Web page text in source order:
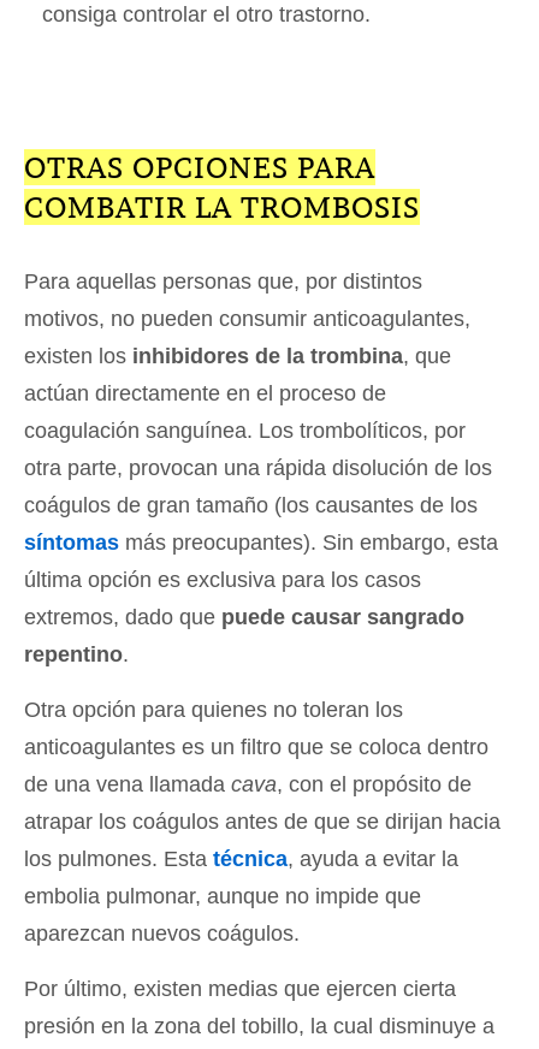
consiga controlar el otro trastorno.
OTRAS OPCIONES PARA
COMBATIR LA TROMBOSIS
Para aquellas personas que, por distintos
motivos, no pueden consumir anticoagulantes,
existen los inhibidores de la trombina, que
actúan directamente en el proceso de
coagulación sanguínea. Los trombolíticos, por
otra parte, provocan una rápida disolución de los
coágulos de gran tamaño (los causantes de los
síntomas más preocupantes). Sin embargo, esta
última opción es exclusiva para los casos
extremos, dado que puede causar sangrado
repentino.
Otra opción para quienes no toleran los
anticoagulantes es un filtro que se coloca dentro
de una vena llamada cava, con el propósito de
atrapar los coágulos antes de que se dirijan hacia
los pulmones. Esta técnica, ayuda a evitar la
embolia pulmonar, aunque no impide que
aparezcan nuevos coágulos.
Por último, existen medias que ejercen cierta
presión en la zona del tobillo, la cual disminuye a